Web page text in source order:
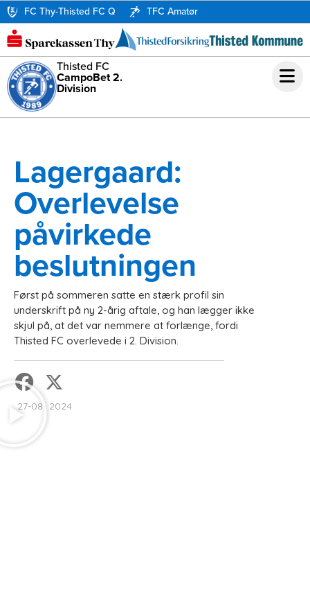
FC Thy-Thisted FC Q TFC Amatør
Thisted FC
CampoBet 2.
Division
Lagergaard:
Overlevelse
påvirkede
beslutningen
Først på sommeren satte en stærk profil sin
underskrift på ny 2-årig aftale, og han lægger ikke
skjul på, at det var nemmere at forlænge, fordi
Thisted FC overlevede i 2. Division.
27-08- 2024